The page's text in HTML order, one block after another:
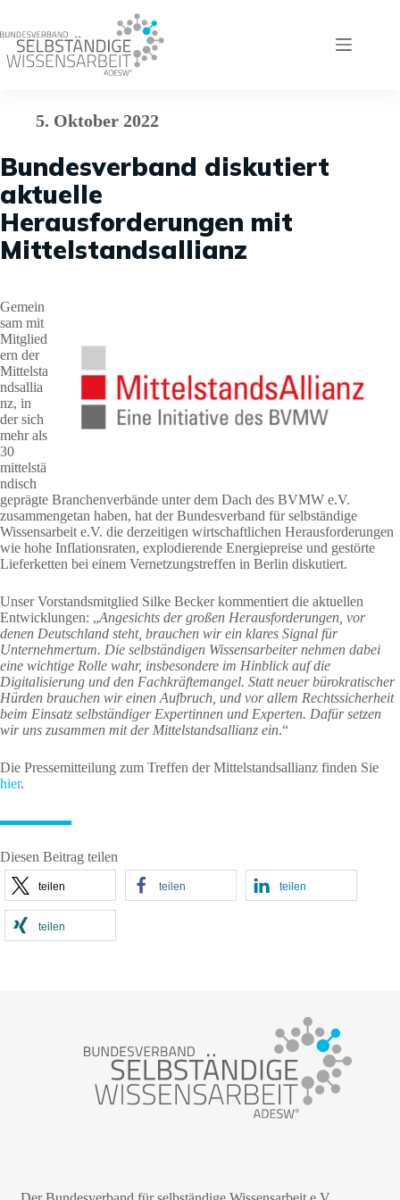
springen
5. Oktober 2022
Bundesverband diskutiert
aktuelle
Herausforderungen mit
Mittelstandsallianz
Gemein
sam mit
Mitglied
ern der
Mittelsta
ndsallia
nz, in
der sich
mehr als
30
mittelstä
ndisch
geprägte Branchenverbände unter dem Dach des BVMW e.V.
zusammengetan haben, hat der Bundesverband für selbständige
Wissensarbeit e.V. die derzeitigen wirtschaftlichen Herausforderungen
wie hohe Inflationsraten, explodierende Energiepreise und gestörte
Lieferketten bei einem Vernetzungstreffen in Berlin diskutiert.
Unser Vorstandsmitglied Silke Becker kommentiert die aktuellen
Entwicklungen: „Angesichts der großen Herausforderungen, vor
denen Deutschland steht, brauchen wir ein klares Signal für
Unternehmertum. Die selbständigen Wissensarbeiter nehmen dabei
eine wichtige Rolle wahr, insbesondere im Hinblick auf die
Digitalisierung und den Fachkräftemangel. Statt neuer bürokratischer
Hürden brauchen wir einen Aufbruch, und vor allem Rechtssicherheit
beim Einsatz selbständiger Expertinnen und Experten. Dafür setzen
wir uns zusammen mit der Mittelstandsallianz ein.“
Die Pressemitteilung zum Treffen der Mittelstandsallianz finden Sie
hier.
Diesen Beitrag teilen
teilen teilen teilen
teilen